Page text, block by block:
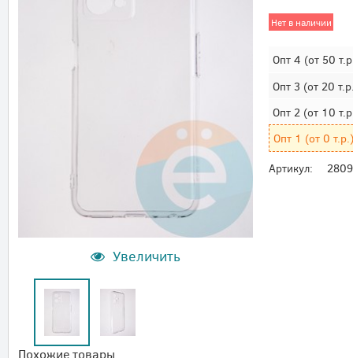
Увеличить
Нет в наличии
Опт 4 (от 50
Опт 3 (от 20
Опт 2(от 10
Опт 1 (от 0 т.р.)
Артикул:
Похожие товары